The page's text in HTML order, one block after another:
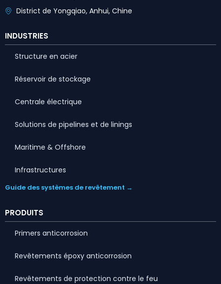
District de Yongqiao, Anhui, Chine
INDUSTRIES
Structure en acier
Réservoir de stockage
Centrale électrique
Solutions de pipelines et de linings
Maritime & Offshore
Infrastructures
Guide des systèmes de revêtement →
PRODUITS
Primers anticorrosion
Revêtements époxy anticorrosion
Revêtements de protection contre le feu